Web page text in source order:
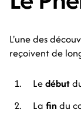
L'une des
reçoivent de
Ledébut
La fin du